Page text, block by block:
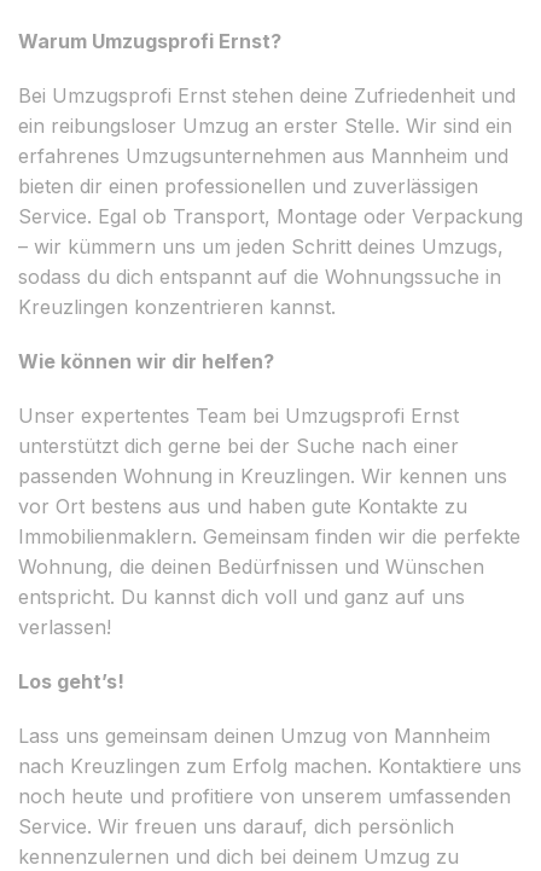
Warum Umzugsprofi Ernst?
Bei Umzugsprofi Ernst stehen deine Zufriedenheit und
ein reibungsloser Umzug an erster Stelle. Wir sind ein
erfahrenes Umzugsunternehmen aus Mannheim und
bieten dir einen professionellen und zuverlässigen
Service. Egal ob Transport, Montage oder Verpackung
– wir kümmern uns um jeden Schritt deines Umzugs,
sodass du dich entspannt auf die Wohnungssuche in
Kreuzlingen konzentrieren kannst.
Wie können wir dir helfen?
Unser expertentes Team bei Umzugsprofi Ernst
unterstützt dich gerne bei der Suche nach einer
passenden Wohnung in Kreuzlingen. Wir kennen uns
vor Ort bestens aus und haben gute Kontakte zu
Immobilienmaklern. Gemeinsam finden wir die perfekte
Wohnung, die deinen Bedürfnissen und Wünschen
entspricht. Du kannst dich voll und ganz auf uns
verlassen!
Los geht’s!
Lass uns gemeinsam deinen Umzug von Mannheim
nach Kreuzlingen zum Erfolg machen. Kontaktiere uns
noch heute und profitiere von unserem umfassenden
Service. Wir freuen uns darauf, dich persönlich
kennenzulernen und dich bei deinem Umzug zu